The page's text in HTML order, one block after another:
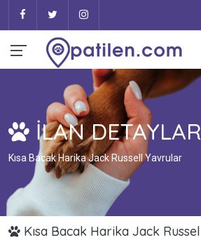
İLAN
Kısa Bacak Harika Jack Russell Yavrular
Kısa Bacak Harika Jack